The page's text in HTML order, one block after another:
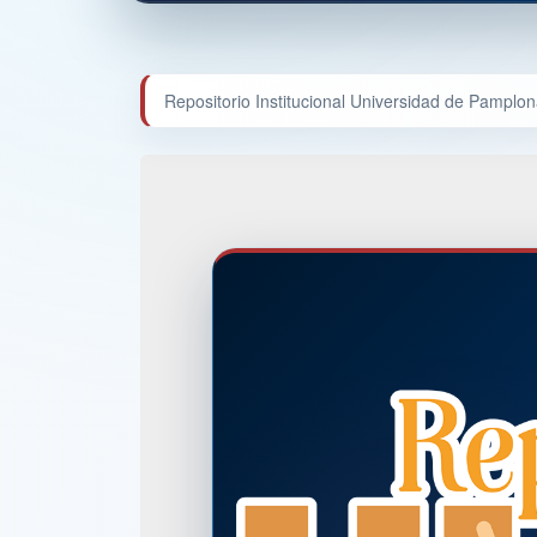
Repositorio Institucional Universidad de